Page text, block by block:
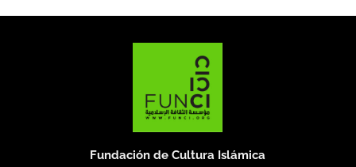
Fundación de Cultura Islámica